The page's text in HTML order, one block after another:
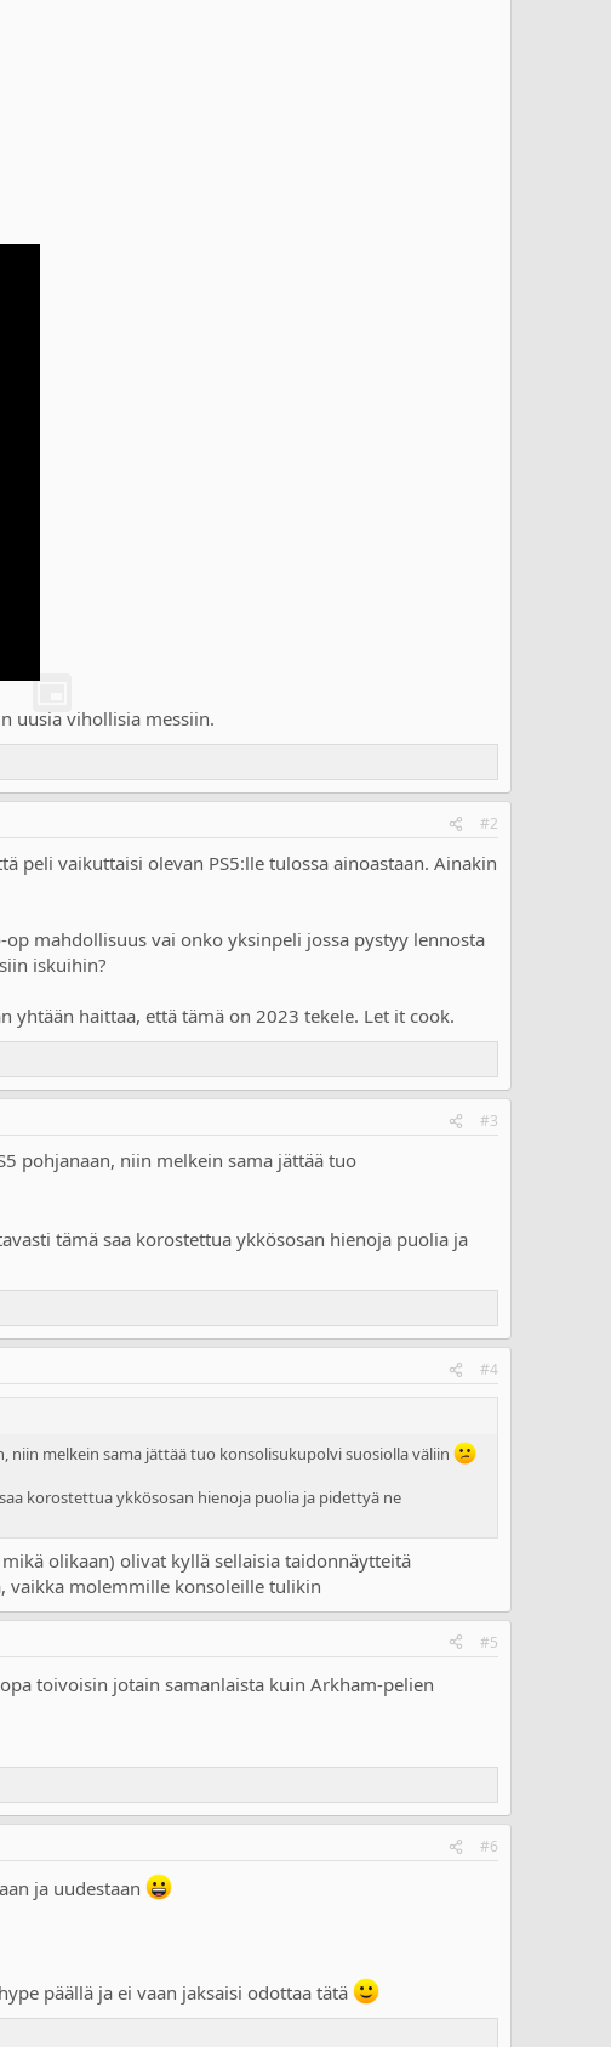
uusia vihollisia messiin.
#2
peli vaikuttaisi olevan PS5:lle tulossa ainoastaan. Ainakin
mahdollisuus vai onko yksinpeli jossa pystyy lennosta
iskuihin?
yhtään haittaa, että tämä on 2023 tekele. Let it cook.
#3
pohjanaan, niin melkein sama jättää tuo
tämä saa korostettua ykkösosan hienoja puolia ja
#4
niin melkein sama jättää tuo konsolisukupolvi suosiolla väliin
korostettua ykkösosan hienoja puolia ja pidettyä ne
olikaan) olivat kyllä sellaisia taidonnäytteitä
vaikka molemmille konsoleille tulikin
#5
toivoisin jotain samanlaista kuin Arkham-pelien
#6
ja uudestaan
päällä ja ei vaan jaksaisi odottaa tätä